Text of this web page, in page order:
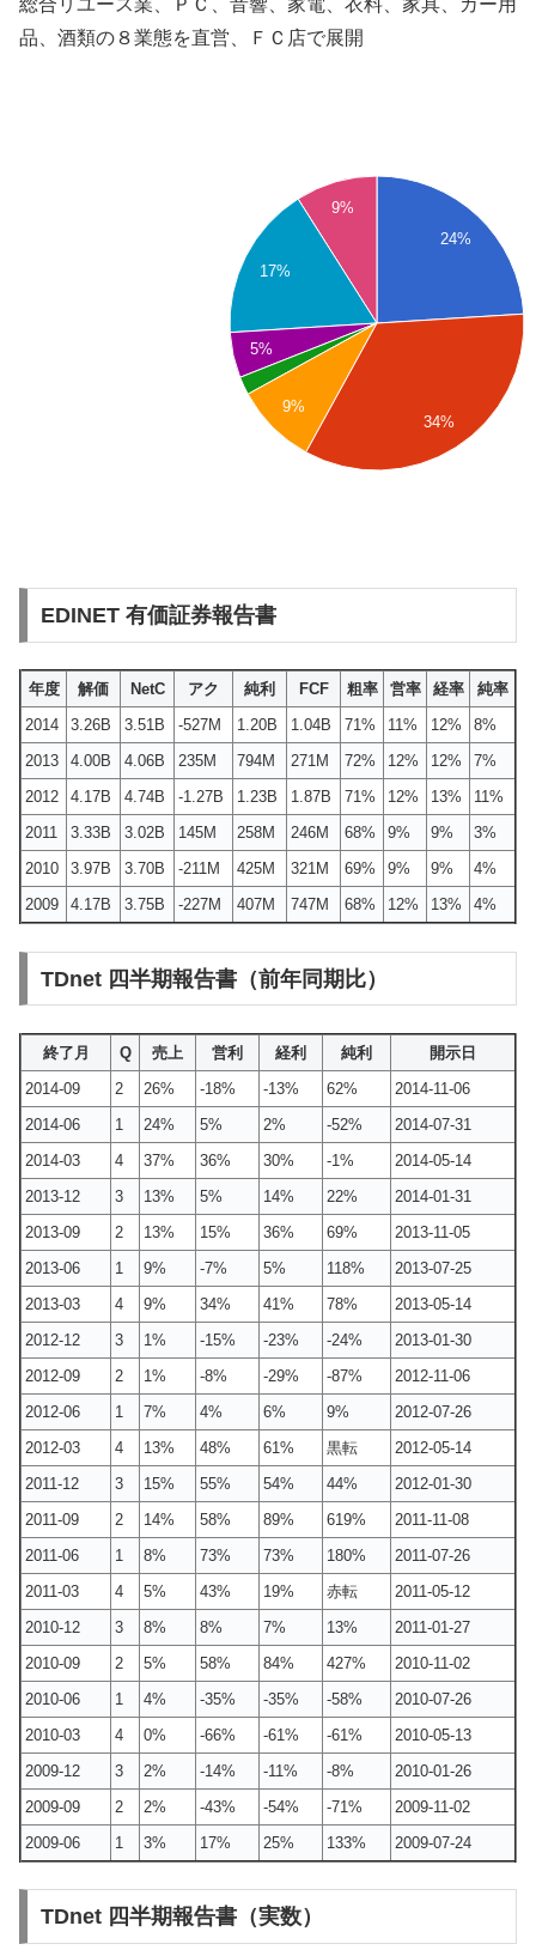
総合リユース業、ＰＣ、音響、家電、衣料、家具、カー用
品、酒類の８業態を直営、ＦＣ店で展開
24%
9%
17%
5%
9%
34%
EDINET 有価証券報告書
年度 解価 NetC アク 純利 FCF 粗率 営率 経率
純率
2014
3.26B 3.51B -527M 1.20B 1.04B 71% 11% 12%
8%
2013
4.00B 4.06B 235M 794M 271M 72% 12% 12%
7%
2012
4.17B 4.74B -1.27B 1.23B 1.87B 71% 12% 13%
11%
2011
3.33B 3.02B 145M 258M 246M 68% 9% 9%
3%
2010
3.97B 3.70B -211M 425M 321M 69% 9% 9%
4%
2009
4.17B 3.75B -227M 407M 747M 68% 12% 13% 4%
TDnet 四半期報告書（前年同期比）
終了月 Q 売上 営利 経利 純利
開示日
2014-09
2 26% -18% -13% 62%
2014-11-06
2014-06
1 24% 5% 2% -52%
2014-07-31
2014-03
4 37% 36% 30% -1%
2014-05-14
2013-12
3 13% 5% 14% 22%
2014-01-31
2013-09
2 13% 15% 36% 69%
2013-11-05
2013-06
1 9% -7% 5% 118%
2013-07-25
2013-03
4 9% 34% 41% 78%
2013-05-14
2012-12
3 1% -15% -23% -24%
2013-01-30
2012-09
2 1% -8% -29% -87%
2012-11-06
2012-06
1 7% 4% 6% 9%
2012-07-26
2012-03
4 13% 48% 61% 黒転
2012-05-14
2011-12
3 15% 55% 54% 44%
2012-01-30
2011-09
2 14% 58% 89% 619%
2011-11-08
2011-06
1 8% 73% 73% 180%
2011-07-26
2011-03
4 5% 43% 19% 赤転
2011-05-12
2010-12
3 8% 8% 7% 13%
2011-01-27
2010-09
2 5% 58% 84% 427%
2010-11-02
2010-06
1 4% -35% -35% -58%
2010-07-26
2010-03
4 0% -66% -61% -61%
2010-05-13
2009-12
3 2% -14% -11% -8%
2010-01-26
2009-09
2 2% -43% -54% -71%
2009-11-02
2009-06
1 3% 17% 25% 133% 2009-07-24
TDnet 四半期報告書（実数）